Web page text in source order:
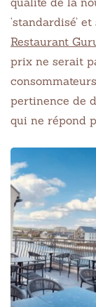
‘standardisé’
Restaurant
prix ne serait
pertinence de
qui ne répond